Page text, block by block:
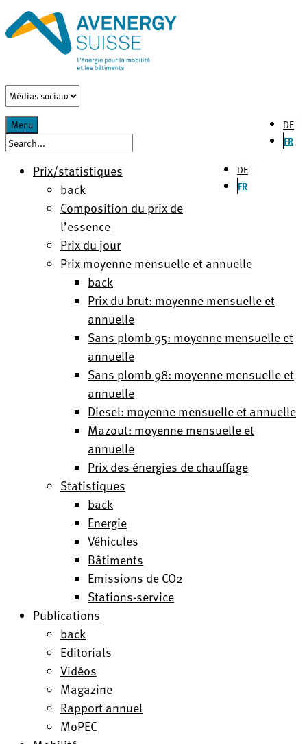
DE
FR
Menu
DE
FR
Prix/statistiques
back
Composition du prix de
l’essence
Prix du jour
Prix moyenne mensuelle et annuelle
back
Prix du brut: moyenne mensuelle et
annuelle
Sans plomb 95: moyenne mensuelle et
annuelle
Sans plomb 98: moyenne mensuelle et
annuelle
Diesel: moyenne mensuelle et annuelle
Mazout: moyenne mensuelle et
annuelle
Prix des énergies de chauffage
Statistiques
back
Energie
Véhicules
Bâtiments
Emissions de CO2
Stations-service
Publications
back
Editorials
Vidéos
Magazine
Rapport annuel
MoPEC